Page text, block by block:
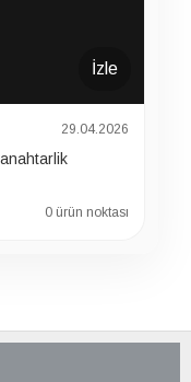
İzle
29.04.2026
0 ürün noktası